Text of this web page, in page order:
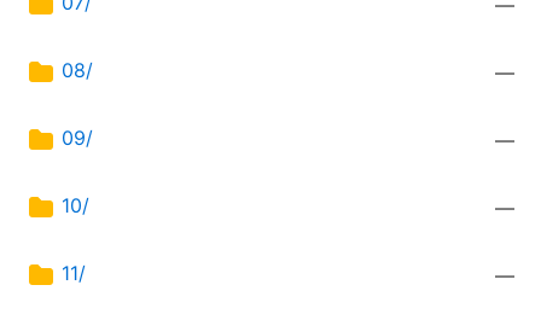
—
08/ —
09/ —
10/ —
11/ —